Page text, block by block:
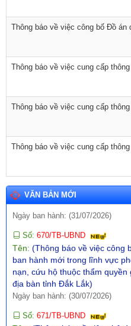
Thông báo về việc công bố Đồ
Thông báo về việc cung cấp
Thông báo về việc cung cấp
Thông báo về việc cung cấp
VĂN BẢN MỚI
Tên:
(Quyết định số: 1893/
UBND xã Phú Hòa 1 về việc
Phú Hòa 1 - đợt 31. Địa điểm:
tỉnh Đắk Lắk)
Số: 11/TB-TTCƯDVSNC
Ngày ban hành: (31/07/2026)
năng quản lý của Sở Giáo dục
Ngày ban hành: (31/07/2026)
Tên:(Thông báo về việc công
ban hành mới trong lĩnh vực
nạn, cứu hộ thuộc thẩm quyền
địa bàn tỉnh Đắk Lắk)
Ngày ban hành: (30/07/2026)
Tên:(Thông báo về việc phê